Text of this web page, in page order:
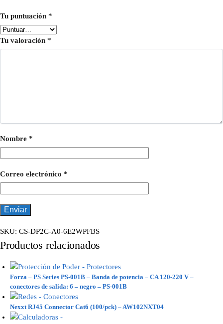
Tu puntuación *
Tu valoración *
Nombre *
Correo electrónico *
SKU: CS-DP2C-A0-6E2WPFBS
Productos relacionados
Forza – PS Series PS-001B – Banda de potencia – CA 120-220 V –
conectores de salida: 6 – negro – PS-001B
Nexxt RJ45 Connector Cat6 (100/pck) – AW102NXT04